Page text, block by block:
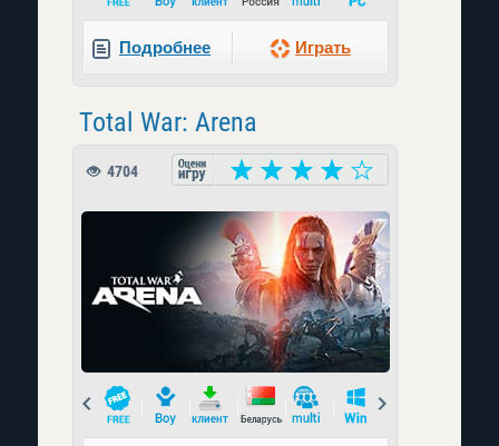
Подробнее Играть
Total War: Arena
4704
Prev